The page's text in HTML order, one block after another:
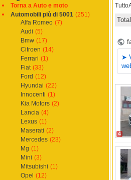
Torna a Auto e moto
Automobili più di 5001 (251)
Alfa Romeo (7)
Audi (5)
Bmw (17)
Citroen (14)
Ferrari (1)
Fiat (33)
Ford (12)
Hyundai (22)
Innocenti (1)
Kia Motors (2)
Lancia (4)
Lexus (1)
Maserati (2)
Mercedes (23)
Mg (1)
Mini (3)
Mitsubishi (1)
Opel (12)
4